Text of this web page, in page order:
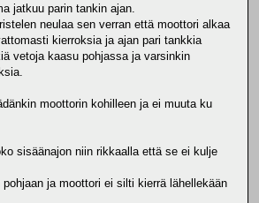
jatkuu parin tankin ajan.
neulaa sen verran että moottori alkaa
kierroksia ja ajan pari tankkia
vetoja kaasu pohjassa ja varsinkin
moottorin kohilleen ja ei muuta ku
sisäänajon niin rikkaalla että se ei kulje
ja moottori ei silti kierrä lähellekään